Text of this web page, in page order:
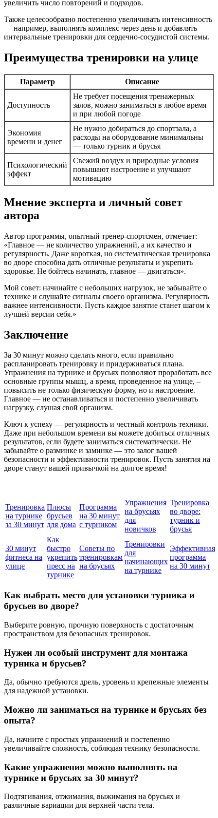
увеличить число повторений и подходов.
Также целесообразно постепенно увеличивать интенсивность
— например, выполнять комплекс через день и добавлять
интервальные тренировки для сердечно-сосудистой системы.
Преимущества тренировки на улице
Параметр Описание
Доступность
Не требует посещения тренажерных
залов, можно заниматься в любое время
и при любой погоде
Экономия
времени и денег
Не нужно добираться до спортзала, а
расходы на оборудование минимальны
— только турник и брусья
Психологический
эффект
Свежий воздух и природные условия
повышают настроение и улучшают
мотивацию
Мнение эксперта и личный совет
автора
Автор программы, опытный тренер-спортсмен, отмечает:
«Главное — не количество упражнений, а их качество и
регулярность. Даже короткая, но систематическая тренировка
во дворе способна дать отличные результаты и укрепить
здоровье. Не бойтесь начинать, главное — двигаться».
Мой совет: начинайте с небольших нагрузок, не забывайте о
технике и слушайте сигналы своего организма. Регулярность
важнее интенсивности. Пусть каждое занятие станет шагом к
лучшей версии себя.»
Заключение
За 30 минут можно сделать много, если правильно
распланировать тренировку и придерживаться плана.
Упражнения на турнике и брусьях позволяют проработать все
основные группы мышц, а время, проведенное на улице, –
повысить не только физическую форму, но и настроение.
Главное — не останавливаться и постепенно увеличивать
нагрузку, слушая свой организм.
Ключ к успеху — регулярность и честный контроль техники.
Даже при небольшом времени вы можете добиться отличных
результатов, если будете заниматься систематически. Не
забывайте о разминке и заминке — это залог вашей
безопасности и эффективности тренировок. Пусть занятия на
дворе станут вашей привычкой на долгое время!
Тренировка
на турнике
за 30 минут
Плюсы
брусьев
для дома
Программа
на 30 минут
с турником
Упражнения
на брусьях
для
новичков
Тренировка
во дворе:
турник и
брусья
30 минут
фитнеса на
улице
Как
быстро
укрепить
пресс на
турнике
Советы по
тренировкам
на брусьях
Тренировки
для
начинающих
на турнике
Эффективная
программа
на 30 минут
Как выбрать место для установки турника и
брусьев во дворе?
Выберите ровную, прочную поверхность с достаточным
пространством для безопасных тренировок.
Нужен ли особый инструмент для монтажа
турника и брусьев?
Да, обычно требуются дрель, уровень и крепежные элементы
для надежной установки.
Можно ли заниматься на турнике и брусьях без
опыта?
Да, начните с простых упражнений и постепенно
увеличивайте сложность, соблюдая технику безопасности.
Какие упражнения можно выполнять на
турнике и брусьях за 30 минут?
Подтягивания, отжимания, выжимания на брусьях и
различные вариации для верхней части тела.